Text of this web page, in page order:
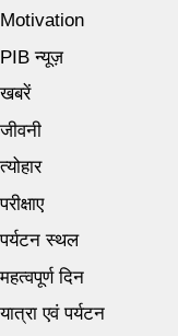
Motivation
PIB न्यूज़
खबरें
जीवनी
त्योहार
परीक्षाए
पर्यटन स्थल
महत्वपूर्ण दिन
यात्रा एवं पर्यटन